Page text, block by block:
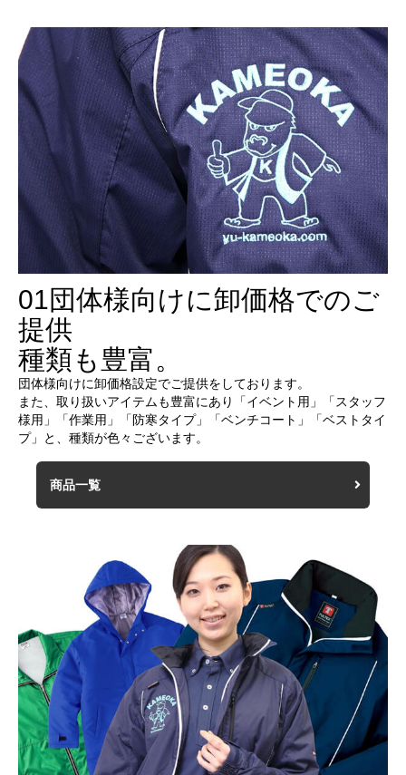
01団体様向けに卸価格でのご
提供
種類も豊富。
団体様向けに卸価格設定でご提供をしております。
また、取り扱いアイテムも豊富にあり「イベント用」「スタッフ
様用」「作業用」「防寒タイプ」「ベンチコート」「ベストタイ
プ」と、種類が色々ございます。
商品一覧